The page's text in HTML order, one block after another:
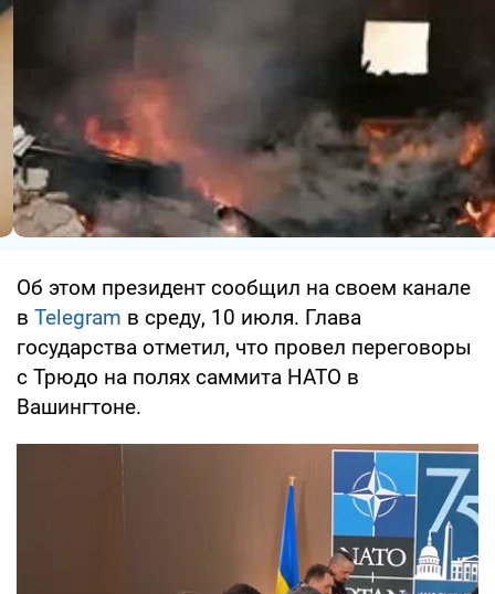
Об этом президент сообщил на своем канале
в Telegram в среду, 10 июля. Глава
государства отметил, что провел переговоры
с Трюдо на полях саммита НАТО в
Вашингтоне.